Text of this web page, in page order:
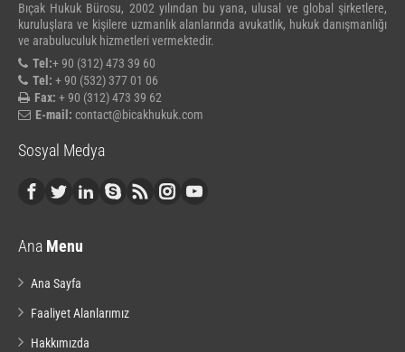
Bıçak Hukuk Bürosu, 2002 yılından bu yana, ulusal ve global şirketlere,
kuruluşlara ve kişilere uzmanlık alanlarında avukatlık, hukuk danışmanlığı
ve arabuluculuk hizmetleri vermektedir.
Tel:+ 90 (312) 473 39 60
Tel: + 90 (532) 377 01 06
Fax: + 90 (312) 473 39 62
E-mail: contact@bicakhukuk.com
Sosyal Medya
Ana Menu
Ana Sayfa
Faaliyet Alanlarımız
Hakkımızda